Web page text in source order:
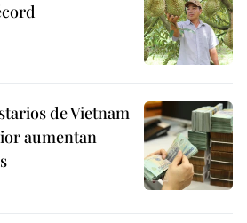
de Vietnam
aumentan